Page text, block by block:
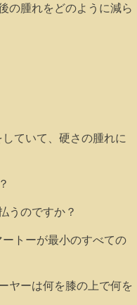
の腫れをどのように減ら
ていて、硬さの腫れに
うのですか？
トーが最小のすべての
ヤーは何を膝の上で何を